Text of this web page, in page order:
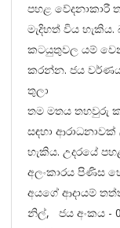
පහළ වේදනාකාරී
මැදිහත් විය
කටයුතුවල යම්
කරන්න. ජය
තුලා
තම මතය තහවුරු
සඳහා
හැකිය. උදරයේ
අලංකාරය පිණිස
අයගේ ආදායම්
නිල්, ජය අංකය -